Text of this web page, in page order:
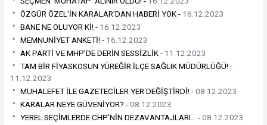
ÖZGÜR ÖZEL'İN KARALAR'DAN HABERİ YOK - 16.12.2023
BANE NE OLUYOR Kİ! - 16.12.2023
MEMNUNİYET ANKETİ! - 16.12.2023
AK PARTİ VE MHP'DE DERİN SESSİZLİK - 11.12.2023
TAM BİR FİYASKOSUN YÜREĞİR İLÇE SAĞLIK MÜDÜRLÜĞÜ! -
11.12.2023
MUHALEFET İLE GAZETECİLER YER DEĞİŞTİRDİ! -08.12.2023
KARALAR NEYE GÜVENİYOR? -08.12.2023
YEREL SEÇİMLERDE CHP'NİN DEZAVANTAJLARI… -08.12.2023